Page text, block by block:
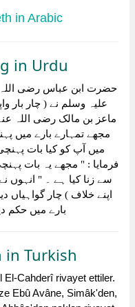
in Arabic
in Urdu
حضرت ابن عباس رضی اللہ
علیہ وسلم نے ( چار بار
ماعز بن مالک رضی اللہ
مجھے تمہارے بارے میں
میں آپ کو کیا بات
فرمایا : " مجھے یہ بات
سے زنا کیا ہے ۔ " انہوں
اپنے خلاف ) چار گواہیاں
بارے میں حکم
in Turkish
El-Cahderî rivayet ettiler.
Ebû Avâne, Simâk'den,